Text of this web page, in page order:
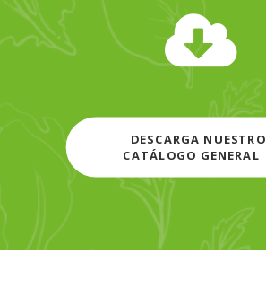
DESCARGA NUESTRO
CATÁLOGO GENERAL